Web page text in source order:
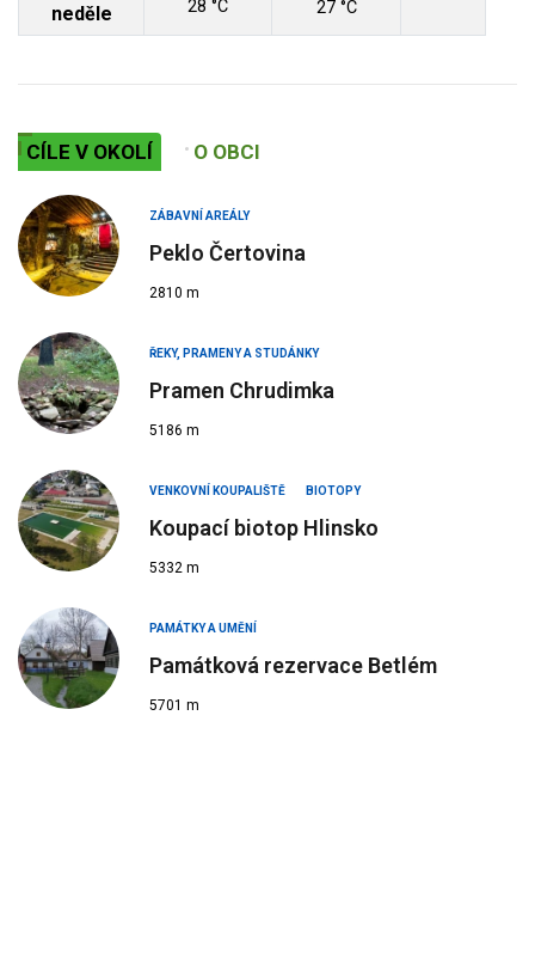
neděle 28 °C 27 °C
CÍLE V OKOLÍ O OBCI
ZÁBAVNÍ AREÁLY
Peklo Čertovina
2810 m
ŘEKY, PRAMENY A STUDÁNKY
Pramen Chrudimka
5186 m
VENKOVNÍ KOUPALIŠTĚ BIOTOPY
Koupací biotop Hlinsko
5332 m
PAMÁTKY A UMĚNÍ
Památková rezervace Betlém
5701 m